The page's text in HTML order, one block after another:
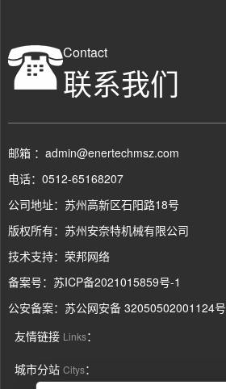
Contact
联系我们
邮箱 ：admin@enertechmsz.com
电话：0512-65168207
公司地址：苏州高新区石阳路18号
版权所有：苏州安奈特机械有限公司
技术支持： 荣邦网络
备案号： 苏ICP备2021015859号-1
公安备案： 苏公网安备 32050502001124号
友情链接 Links：
城市分站Citys：